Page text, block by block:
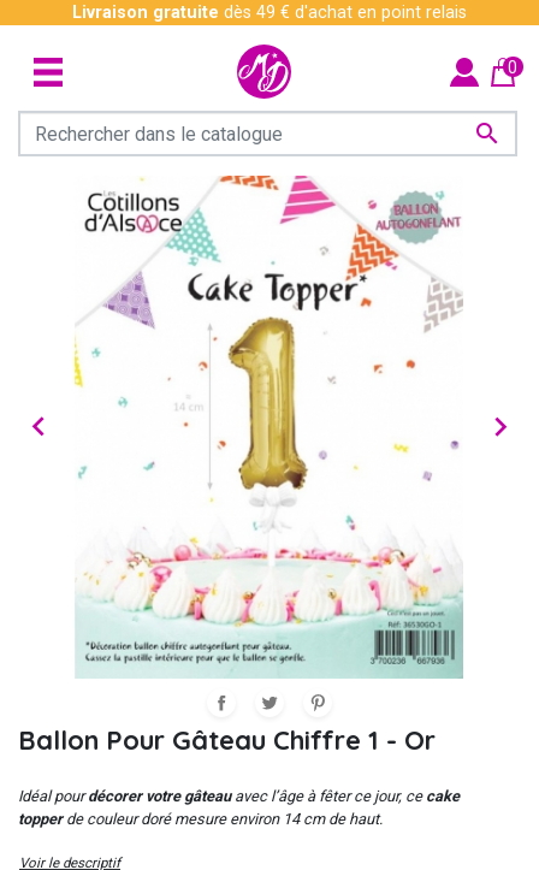
Livraison gratuite dès 49 € d'achat en point relais

0
 
Ballon Pour Gâteau Chiffre 1 - Or
Idéal pourdécorer votre gâteauavec l’âge à fêter ce jour, ce cake
topperde couleur doré mesure environ 14 cm de haut.
Voir le descriptif